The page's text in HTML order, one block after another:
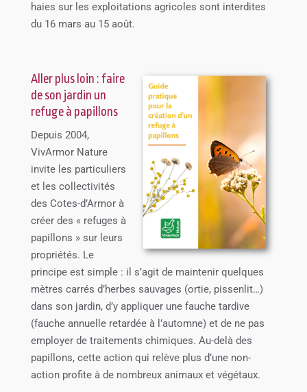
haies sur les exploitations agricoles sont interdites
du 16 mars au 15 août.
Aller plus loin : faire
de son jardin un
refuge à papillons
Depuis 2004,
VivArmor Nature
invite les particuliers
et les collectivités
des Cotes-d’Armor à
créer des « refuges à
papillons » sur leurs
propriétés. Le
principe est simple : il s’agit de maintenir quelques
mètres carrés d’herbes sauvages (ortie, pissenlit…)
dans son jardin, d’y appliquer une fauche tardive
(fauche annuelle retardée à l’automne) et de ne pas
employer de traitements chimiques. Au-delà des
papillons, cette action qui relève plus d’une non-
action profite à de nombreux animaux et végétaux.